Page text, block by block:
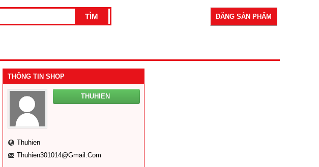
ĐĂNG SẢN PHẨM
THÔNG TIN SHOP
THUHIEN
Thuhien
Thuhien301014@gmail.com